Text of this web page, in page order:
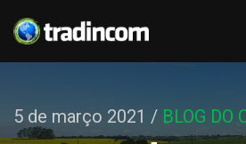
5 de março 2021 / BLOG DO